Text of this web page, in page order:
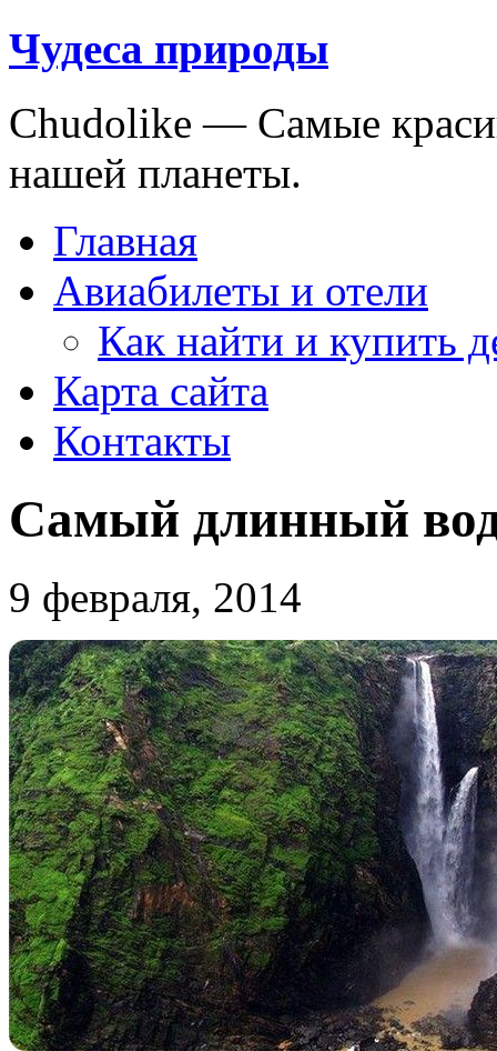
Чудеса природы
Chudolike — Cамые
нашей планеты.
Главная
Авиабилеты и отели
Как найти и купить
Карта сайта
Контакты
Самый длинный
9 февраля, 2014